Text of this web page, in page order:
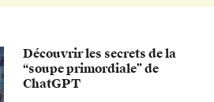
Découvrir les secrets de la
“soupe primordiale” de
ChatGPT